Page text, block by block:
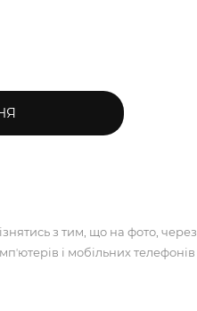
з тим, що на фото, через
і мобільних телефонів